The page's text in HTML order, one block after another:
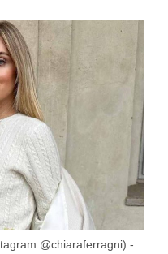
@chiaraferragni) -